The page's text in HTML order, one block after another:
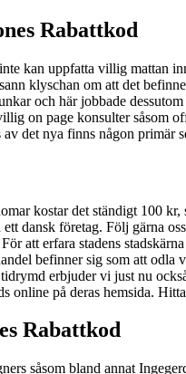
Rabattkod
kan uppfatta villig
klyschan om att det
och här jobbade
on page konsulter
det nya finns någon primär
kostar det ständigt 100
dansk företag. Följ gärna
att erfara stadens
befinner sig som att
erbjuder vi just nu
online på deras hemsida.
Rabattkod
såsom bland annat